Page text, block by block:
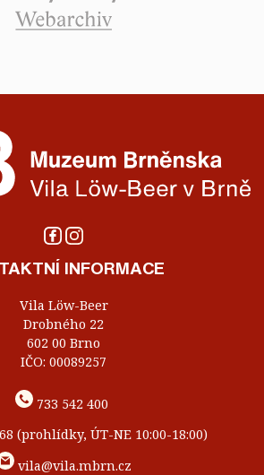
INFORMACE
Vila Löw-Beer
Drobného 22
602 00 Brno
IČO: 00089257
733 542 400
(prohlídky, ÚT-NE 10:00-18:00)
vila@vila.mbrn.cz